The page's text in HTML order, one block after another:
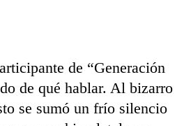
de “Generación
de qué hablar. Al bizarro
se sumó un frío silencio